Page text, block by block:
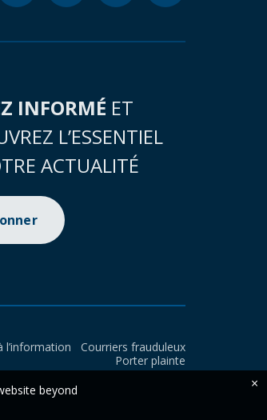
INFORMÉ ET
L’ESSENTIEL
ACTUALITÉ
l’information
Courriers frauduleux
Porter plainte
beyond
×